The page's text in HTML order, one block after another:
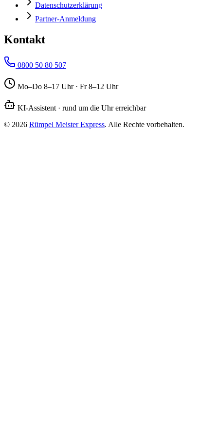
Datenschutzerklärung
Partner-Anmeldung
Kontakt
0800 50 80 507
Mo–Do 8–17 Uhr · Fr 8–12 Uhr
KI-Assistent · rund um die Uhr erreichbar
© 2026 Rümpel MeisterExpress. Alle Rechte vorbehalten.